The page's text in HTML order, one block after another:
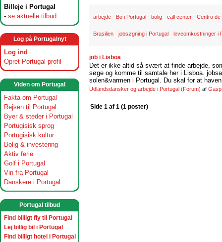
Billeje i Portugal
- se aktuelle tilbud
Log på Portugalnyt
Log ind
Opret Portugal-profil
Viden om Portugal
Fakta om Portugal
Rejsen til Portugal
Byer & steder i Portugal
Portugisisk sprog
Portugisisk kultur
Bolig & investering
Aktiv ferie
Golf i Portugal
Vin fra Portugal
Danskere i Portugal
Portugal tilbud
Find billigt fly til Portugal
Lej billig bil i Portugal
Find billigt hotel i Portugal
arbejde Bo i Portugal bolig call center Centro de
Brasilien jobsøgning i Portugal leveomkostninger i
job i Lisboa
Det er ikke altid så svært at finde arbejde,
søge og komme til samtale her i Lisboa.
solen&varmen i Portugal. Du skal for at
Udlandsdansker og arbejde i Portugal (Forum) af
Side 1 af 1 (1 poster)